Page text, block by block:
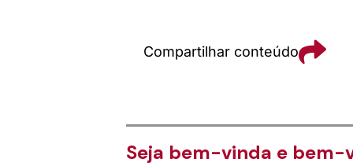
Compartilhar conteúdo
Seja bem-vinda e bem-